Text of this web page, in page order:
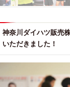
神奈川ダイハツ販売
いただきました！